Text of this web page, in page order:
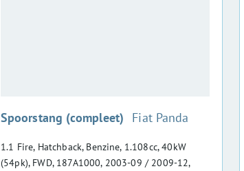
Spoorstang (compleet) :Fiat Panda
1.1 Fire, Hatchback, Benzine, 1.108cc, 40kW
(54pk), FWD, 187A1000, 2003-09 / 2009-12,